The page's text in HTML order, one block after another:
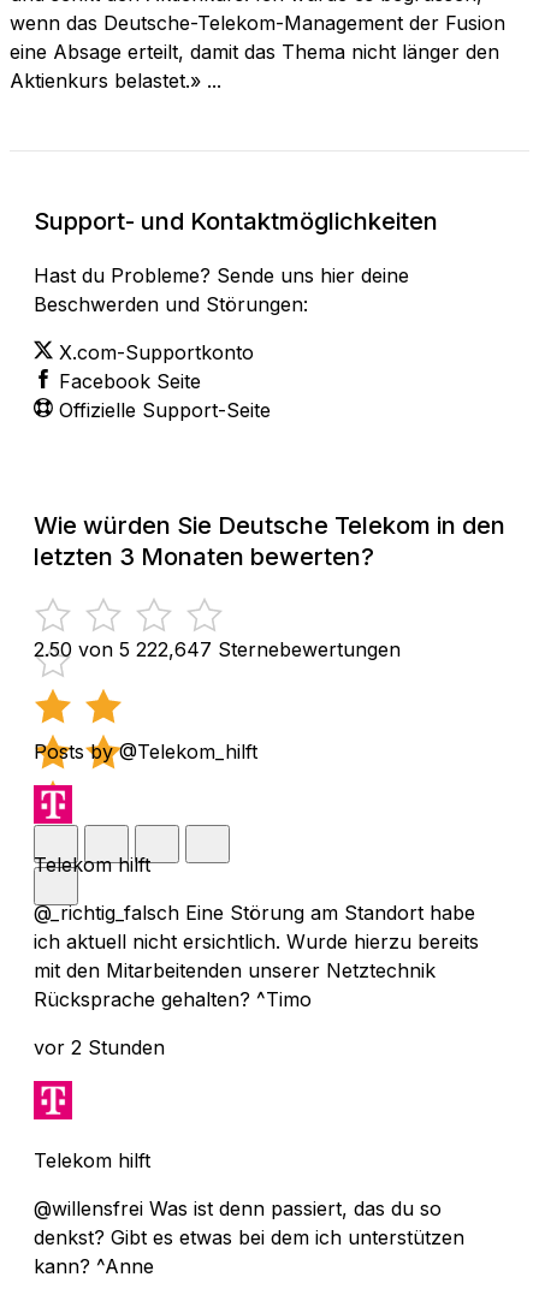
wenn das Deutsche-Telekom-Management der Fusion
eine Absage erteilt, damit das Thema nicht länger den
Aktienkurs belastet.» ...
Support- und Kontaktmöglichkeiten
Hast du Probleme? Sende uns hier deine
Beschwerden und Störungen:
X.com-Supportkonto
Facebook Seite
Offizielle Support-Seite
Wie würden Sie Deutsche Telekom in den
letzten 3 Monaten bewerten?
2.50 von 5 222,647 Sternebewertungen
Posts by @Telekom_hilft
Telekom hilft
@_richtig_falsch Eine Störung am Standort habe
ich aktuell nicht ersichtlich. Wurde hierzu bereits
mit den Mitarbeitenden unserer Netztechnik
Rücksprache gehalten? ^Timo
vor 2 Stunden
Telekom hilft
@willensfrei Was ist denn passiert, das du so
denkst? Gibt es etwas bei dem ich unterstützen
kann? ^Anne